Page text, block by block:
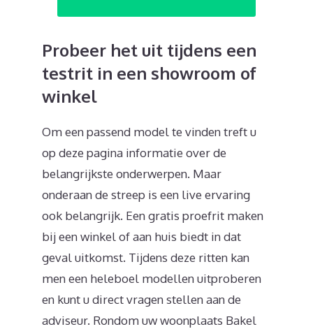
Probeer het uit tijdens een
testrit in een showroom of
winkel
Om een passend model te vinden treft u
op deze pagina informatie over de
belangrijkste onderwerpen. Maar
onderaan de streep is een live ervaring
ook belangrijk. Een gratis proefrit maken
bij een winkel of aan huis biedt in dat
geval uitkomst. Tijdens deze ritten kan
men een heleboel modellen uitproberen
en kunt u direct vragen stellen aan de
adviseur. Rondom uw woonplaats Bakel